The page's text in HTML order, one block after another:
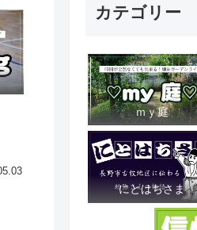
カテゴリー
ｍｙ庭
にとはちさま